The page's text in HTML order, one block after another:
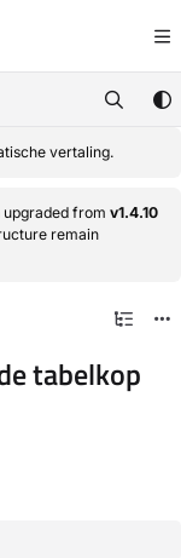
further.
vertaling.
upgraded from v1.4.10
remain
tabelkop